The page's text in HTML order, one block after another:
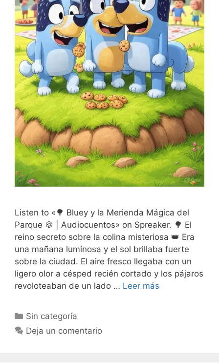
Listen to «🌳 Bluey y la Merienda Mágica del
Parque 🍪 | Audiocuentos» on Spreaker. 🌳 El
reino secreto sobre la colina misteriosa 👑 Era
una mañana luminosa y el sol brillaba fuerte
sobre la ciudad. El aire fresco llegaba con un
ligero olor a césped recién cortado y los pájaros
revoloteaban de un lado … Leer más
Categorías
Sin categoría
Deja un comentario